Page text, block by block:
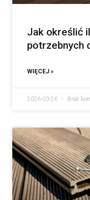
Jak określić
potrzebnych
WIĘCEJ »
2026-03-26 Brak